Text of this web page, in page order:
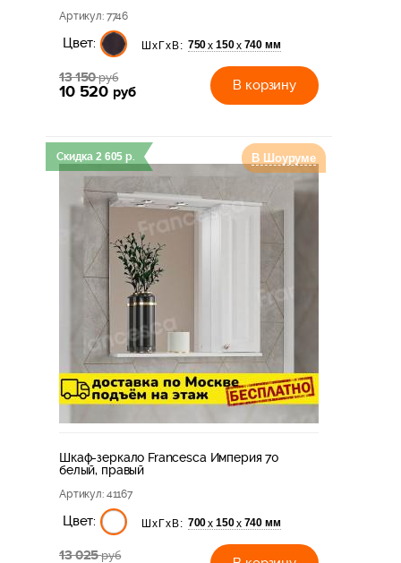
Артикул: 7746
Цвет: ШхГхВ: 750х 150х 740 мм
13 150руб
10 520 руб В корзину
Скидка 2 605 р. В Шоуруме
Шкаф-зеркало Francesca Империя 70
белый, правый
Артикул: 41167
Цвет: ШхГхВ: 700х 150х 740 мм
13 025руб